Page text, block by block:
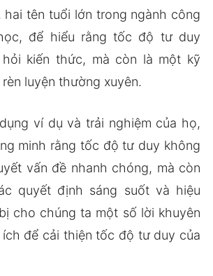
hai tên tuổi lớn trong ngành công
để hiểu rằng tốc độ tư duy
kiến thức, mà còn là một kỹ
luyện thường xuyên.
ví dụ và trải nghiệm của họ,
minh rằng tốc độ tư duy không
vấn đề nhanh chóng, mà còn
quyết định sáng suốt và hiệu
cho chúng ta một số lời khuyên
để cải thiện tốc độ tư duy của